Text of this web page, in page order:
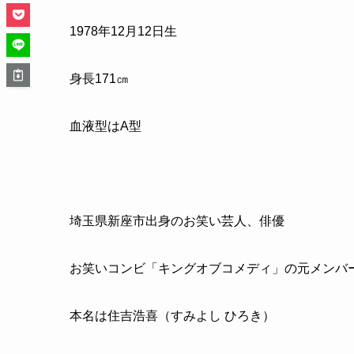
1978年12 月 12 日生
身長171㎝
血液型はA型
埼玉県新座市出身のお笑い芸人、俳優
お笑いコンビ「キングオブコメディ」の元メンバ
本名は住吉浩喜（すみよし ひろき）